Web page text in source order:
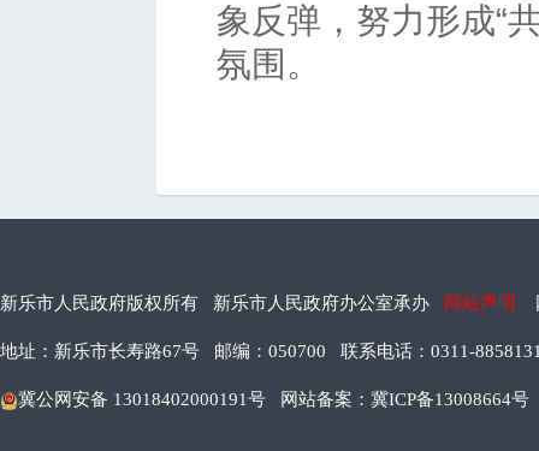
象反弹，努力形成“
氛围。